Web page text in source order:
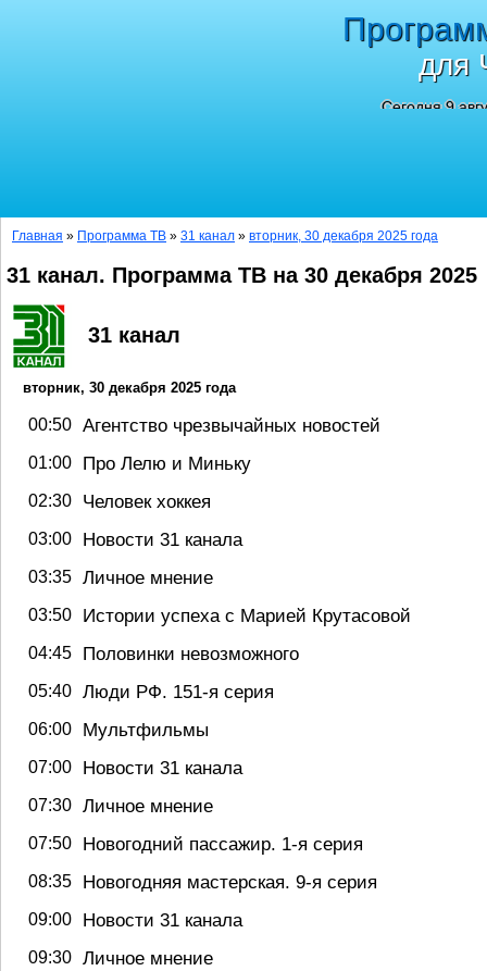
для
Сегодня 9
Главная » Программа ТВ » 31 канал » вторник, 30 декабря 2025 года
31 канал. Программа ТВ на 30 декабря 2025
31 канал
вторник, 30 декабря 2025 года
00:50 Агентство чрезвычайных новостей
01:00 Про Лелю и Миньку
02:30 Человек хоккея
03:00 Новости 31 канала
03:35 Личное мнение
03:50 Истории успеха с Марией Крутасовой
04:45 Половинки невозможного
05:40 Люди РФ. 151-я серия
06:00 Мультфильмы
07:00 Новости 31 канала
07:30 Личное мнение
07:50 Новогодний пассажир. 1-я серия
08:35 Новогодняя мастерская. 9-я серия
09:00 Новости 31 канала
09:30 Личное мнение